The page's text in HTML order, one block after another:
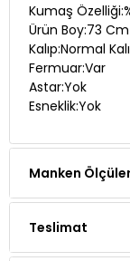
Kumaş
Ürün Boy:73 Cm
Kalıp:Normal
Fermuar:Var
Astar:Yok
Esneklik:Yok
Manken
Teslimat